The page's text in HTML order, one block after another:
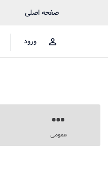
صفحه اصلی
ورود
عمومی